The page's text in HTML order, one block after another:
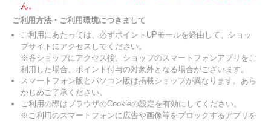
ん。
ご利用方法・ご利用環境につきまして
ご利用にあたっては、必ずポイントUPモールを経由して、ショッ
プサイトにアクセスしてください。
※各ショップにアクセス後、ショップのスマートフォンアプリをご
利用した場合、ポイント付与の対象外となる場合がございます。
スマートフォン版とパソコン版は掲載ショップが異なります。あら
かじめご了承ください。
ご利用の際はブラウザのCookieの設定を有効にしてください。
※ご利用のスマートフォンに広告や画像等をブロックするアプリを